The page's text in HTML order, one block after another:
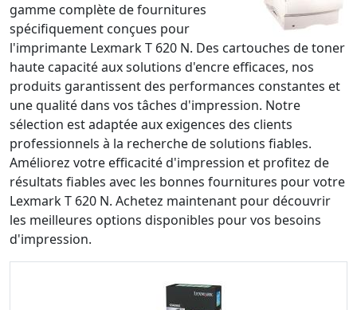
gamme complète de fournitures
spécifiquement conçues pour
l'imprimante Lexmark T 620 N. Des cartouches de toner
haute capacité aux solutions d'encre efficaces, nos
produits garantissent des performances constantes et
une qualité dans vos tâches d'impression. Notre
sélection est adaptée aux exigences des clients
professionnels à la recherche de solutions fiables.
Améliorez votre efficacité d'impression et profitez de
résultats fiables avec les bonnes fournitures pour votre
Lexmark T 620 N. Achetez maintenant pour découvrir
les meilleures options disponibles pour vos besoins
d'impression.